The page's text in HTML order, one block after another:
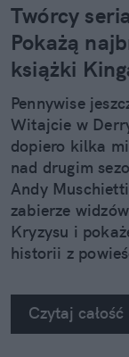
Twórcy
Pokażą
książki
Pennywise
Witajcie w
dopiero kilka
nad drugim
Andy
zabierze
Kryzysu i
historii z
Czytaj całość